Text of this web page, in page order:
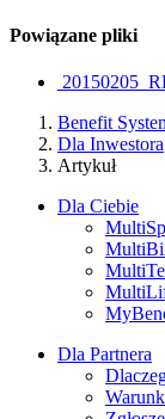
Powiązane pliki
Benefit
Dla Inwestora
Artykuł
Dla Ciebie
Dla Partnera